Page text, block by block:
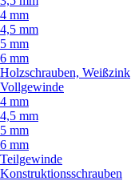
4 mm
4,5 mm
5 mm
6 mm
Holzschrauben, Weißzink
Vollgewinde
4 mm
4,5 mm
5 mm
6 mm
Teilgewinde
Konstruktionsschrauben